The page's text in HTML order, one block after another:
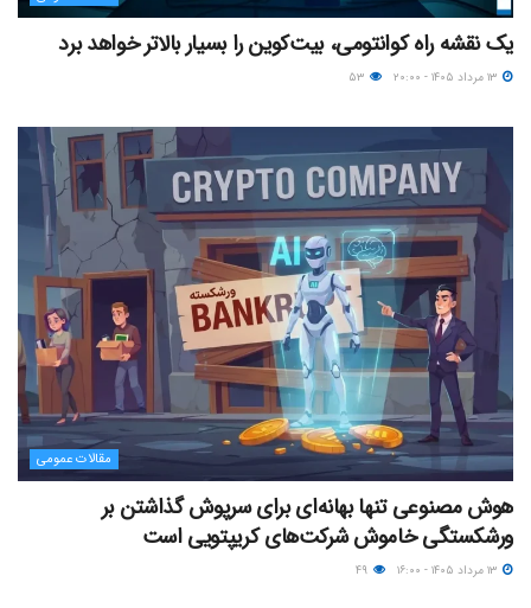
یک نقشه راه کوانتومی، بیت‌کوین را بسیار بالاتر خواهد برد
مقالات عمومی
هوش مصنوعی تنها بهانه‌ای برای سرپوش گذاشتن بر
ورشکستگی خاموش شرکت‌های کریپتویی است